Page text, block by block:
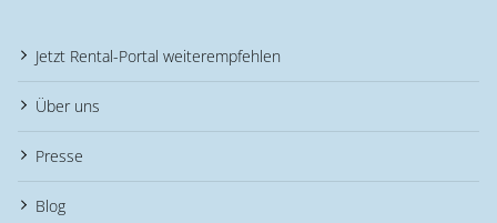
Jetzt Rental-Portal weiterempfehlen
Über uns
Presse
Blog